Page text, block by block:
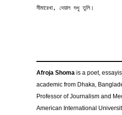
সীমারেখা, দেয়াল শুধু তুলি।
Afroja Shoma is a poet,
academic from Dhaka,
Professor of Journalism and
American International